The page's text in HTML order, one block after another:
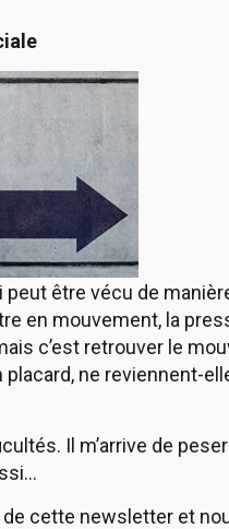
être vécu de
en mouvement, la
c’est retrouver le
ne reviennent-
Il m’arrive de
de cette newsletter et